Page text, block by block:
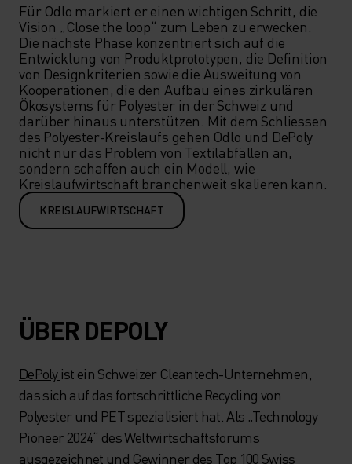
Für Odlo markiert er einen wichtigen Schritt, die
Vision „Close the loop“ zum Leben zu erwecken.
Die nächste Phase konzentriert sich auf die
Entwicklung von Produktprototypen, die Definition
von Designkriterien sowie die Ausweitung von
Kooperationen, die den Aufbau eines zirkulären
Ökosystems für Polyester in der Schweiz und
darüber hinaus unterstützen. Mit dem Schliessen
des Polyester-Kreislaufs gehen Odlo und DePoly
nicht nur das Problem von Textilabfällen an,
sondern schaffen auch ein Modell, wie
Kreislaufwirtschaft branchenweit skalieren kann.
KREISLAUFWIRTSCHAFT
ÜBER DEPOLY
DePoly ist ein Schweizer Cleantech-Unternehmen,
das sich auf das fortschrittliche Recycling von
Polyester und PET spezialisiert hat. Als „Technology
Pioneer 2024“ des Weltwirtschaftsforums
ausgezeichnet und Gewinner des Top 100 Swiss